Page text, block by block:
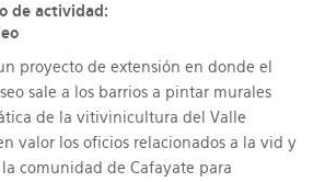
de actividad:
proyecto de extensión en donde el
sale a los barrios a pintar murales
de la vitivinicultura del Valle
valor los oficios relacionados a la vid y
comunidad de Cafayate para